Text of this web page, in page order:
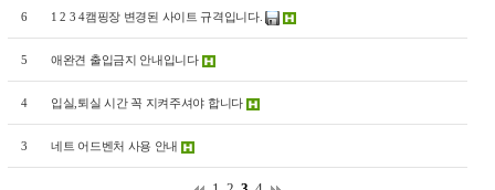
6 1 2 3 4캠핑장 변경된 사이트 규격입니다.
5 애완견 출입금지 안내입니다
4 입실,퇴실 시간 꼭 지켜주셔야 합니다
3 네트 어드벤처 사용 안내